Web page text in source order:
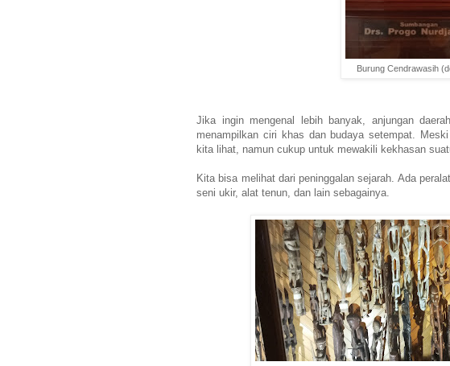
Burung Cendrawasih
Jika ingin mengenal lebih banyak, anjungan
menampilkan ciri khas dan budaya setempat.
kita lihat, namun cukup untuk mewakili kekhasan
Kita bisa melihat dari peninggalan sejarah. Ada
seni ukir, alat tenun, dan lain sebagainya.